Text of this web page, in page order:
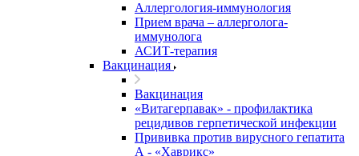
Аллергология-иммунология
Прием врача – аллерголога-
иммунолога
АСИТ-терапия
Вакцинация
Вакцинация
«Витагерпавак» - профилактика
рецидивов герпетической инфекции
Прививка против вирусного гепатита
А - «Хаврикс»